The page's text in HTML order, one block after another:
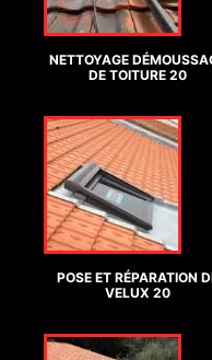
NETTOYAGE
DE TOITURE 20
POSE ET RÉPARATION
VELUX 20